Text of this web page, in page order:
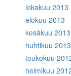
lokakuu 2013
elokuu 2013
kesäkuu 2013
huhtikuu 2013
toukokuu
helmikuu